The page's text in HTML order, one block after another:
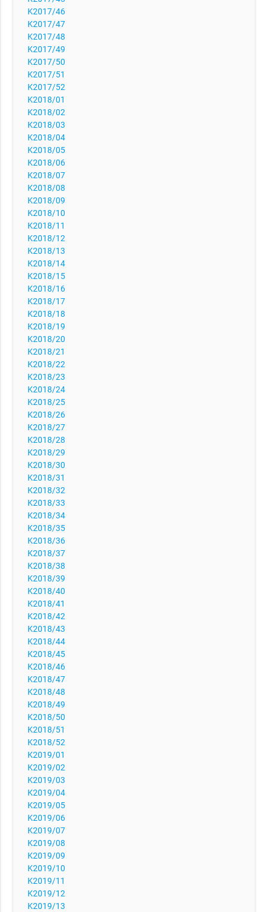
K2017/46
K2017/47
K2017/48
K2017/49
K2017/50
K2017/51
K2017/52
K2018/01
K2018/02
K2018/03
K2018/04
K2018/05
K2018/06
K2018/07
K2018/08
K2018/09
K2018/10
K2018/11
K2018/12
K2018/13
K2018/14
K2018/15
K2018/16
K2018/17
K2018/18
K2018/19
K2018/20
K2018/21
K2018/22
K2018/23
K2018/24
K2018/25
K2018/26
K2018/27
K2018/28
K2018/29
K2018/30
K2018/31
K2018/32
K2018/33
K2018/34
K2018/35
K2018/36
K2018/37
K2018/38
K2018/39
K2018/40
K2018/41
K2018/42
K2018/43
K2018/44
K2018/45
K2018/46
K2018/47
K2018/48
K2018/49
K2018/50
K2018/51
K2018/52
K2019/01
K2019/02
K2019/03
K2019/04
K2019/05
K2019/06
K2019/07
K2019/08
K2019/09
K2019/10
K2019/11
K2019/12
K2019/13